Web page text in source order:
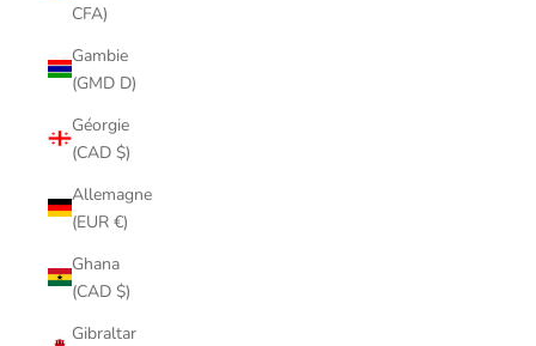
CFA)
Gambie
(GMD D)
Géorgie
(CAD $)
Allemagne
(EUR €)
Ghana
(CAD $)
Gibraltar